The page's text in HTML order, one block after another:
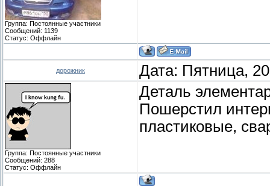
Группа: Постоянные участники
Сообщений: 1139
Статус: Оффлайн
дорожник Дата: Пятница,
Группа: Постоянные участники
Сообщений: 288
Статус: Оффлайн
Деталь
Пошерстил
пластиковые,